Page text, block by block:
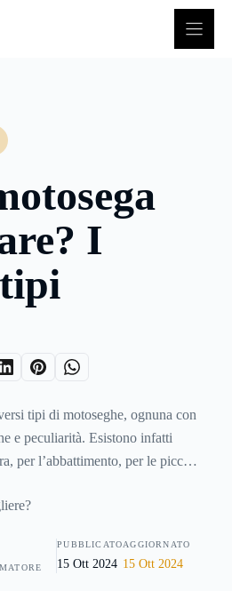
I
tipi di motoseghe, ognuna con
e peculiarità. Esistono infatti
per l’abbattimento, per le piccole
di acquistare una motosega è
si ha bisogno di un utensile per
una volta all’anno per prepararsi
PUBBLICATO
15 Ott 2024
AGGIORNATO
15 Ott 2024